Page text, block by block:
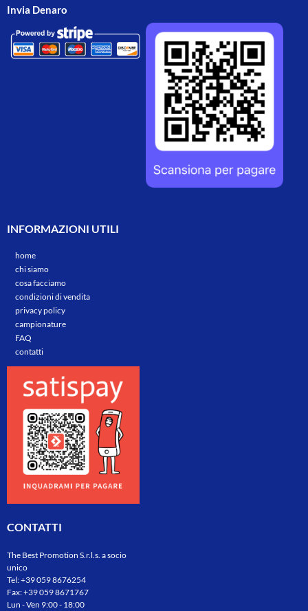
Invia Denaro
INFORMAZIONI UTILI
home
chi siamo
cosa facciamo
condizioni di vendita
privacy policy
campionature
FAQ
contatti
CONTATTI
The Best Promotion S.r.l.s. a socio
unico
Tel:+39 059 8676254
Fax: +39 059 8671767
Lun - Ven 9:00 - 18:00